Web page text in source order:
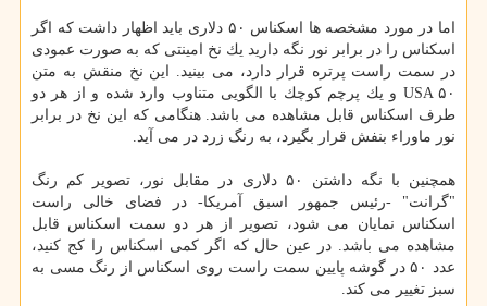
اما در مورد مشخصه ها اسكناس ۵۰ دلاری باید اظهار داشت كه اگر
اسكناس را در برابر نور نگه دارید یك نخ امینتی كه به صورت عمودی
در سمت راست پرتره قرار دارد، می بینید. این نخ منقش به متن
USA ۵۰ و یك پرچم كوچك با الگویی متناوب وارد شده و از هر دو
طرف اسكناس قابل مشاهده می باشد. هنگامی كه این نخ در برابر
نور ماوراء بنفش قرار بگیرد، به رنگ زرد در می آید.
همچنین با نگه داشتن ۵۰ دلاری در مقابل نور، تصویر كم رنگ
"گرانت" -رئیس جمهور اسبق آمریكا- در فضای خالی راست
اسكناس نمایان می شود، تصویر از هر دو سمت اسكناس قابل
مشاهده می باشد. در عین حال كه اگر كمی اسكناس را كج كنید،
عدد ۵۰ در گوشه پایین سمت راست روی اسكناس از رنگ مسی به
سبز تغییر می كند.